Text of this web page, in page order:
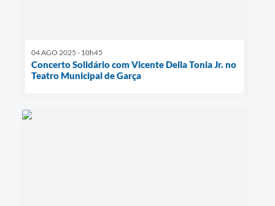
04 AGO 2025 - 10h45
Concerto Solidário com Vicente Della Tonia Jr. no
Teatro Municipal de Garça